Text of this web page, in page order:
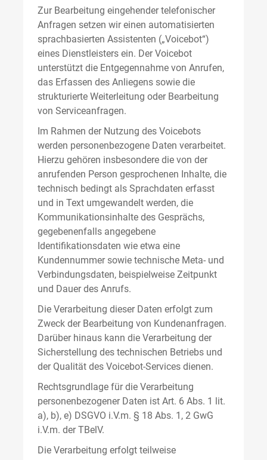
Zur Bearbeitung eingehender telefonischer
Anfragen setzen wir einen automatisierten
sprachbasierten Assistenten („Voicebot“)
eines Dienstleisters ein. Der Voicebot
unterstützt die Entgegennahme von Anrufen,
das Erfassen des Anliegens sowie die
strukturierte Weiterleitung oder Bearbeitung
von Serviceanfragen.
Im Rahmen der Nutzung des Voicebots
werden personenbezogene Daten verarbeitet.
Hierzu gehören insbesondere die von der
anrufenden Person gesprochenen Inhalte, die
technisch bedingt als Sprachdaten erfasst
und in Text umgewandelt werden, die
Kommunikationsinhalte des Gesprächs,
gegebenenfalls angegebene
Identifikationsdaten wie etwa eine
Kundennummer sowie technische Meta- und
Verbindungsdaten, beispielweise Zeitpunkt
und Dauer des Anrufs.
Die Verarbeitung dieser Daten erfolgt zum
Zweck der Bearbeitung von Kundenanfragen.
Darüber hinaus kann die Verarbeitung der
Sicherstellung des technischen Betriebs und
der Qualität des Voicebot-Services dienen.
Rechtsgrundlage für die Verarbeitung
personenbezogener Daten ist Art. 6 Abs. 1 lit.
a), b), e) DSGVO i.V.m. § 18 Abs. 1, 2 GwG
i.V.m. der TBelV.
Die Verarbeitung erfolgt teilweise